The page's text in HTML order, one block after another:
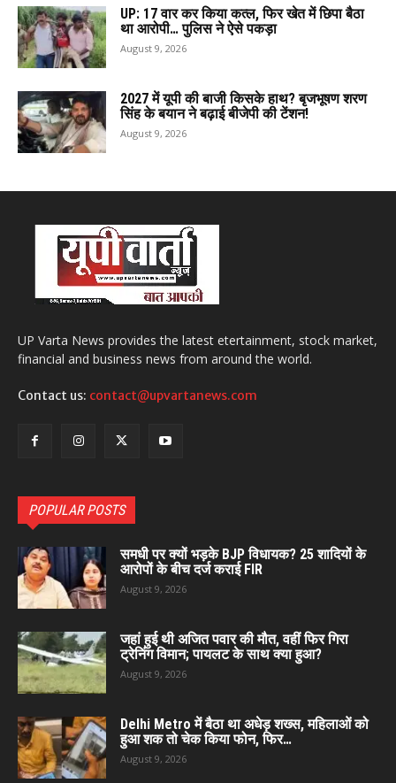
UP: 17 वार कर किया कत्ल, फिर खेत में छिपा बैठा
था आरोपी… पुलिस ने ऐसे पकड़ा
August 9, 2026
2027 में यूपी की बाजी किसके हाथ? बृजभूषण शरण
सिंह के बयान ने बढ़ाई बीजेपी की टेंशन!
August 9, 2026
UP Varta News provides the latest etertainment, stock market,
financial and business news from around the world.
Contact us: contact@upvartanews.com
POPULAR POSTS
समधी पर क्यों भड़के BJP विधायक? 25 शादियों के
आरोपों के बीच दर्ज कराई FIR
August 9, 2026
जहां हुई थी अजित पवार की मौत, वहीं फिर गिरा
ट्रेनिंग विमान; पायलट के साथ क्या हुआ?
August 9, 2026
Delhi Metro में बैठा था अधेड़ शख्स, महिलाओं को
हुआ शक तो चेक किया फोन, फिर…
August 9, 2026